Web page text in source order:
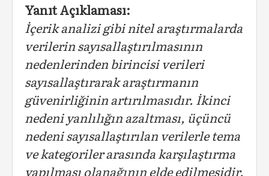
Yanıt Açıklaması:
İçerik analizi gibi nitel araştırmalarda
verilerin sayısallaştırılmasının
nedenlerinden birincisi verileri
sayısallaştırarak araştırmanın
güvenirliğinin artırılmasıdır. İkinci
nedeni yanlılığın azaltması, üçüncü
nedeni sayısallaştırılan verilerle tema
ve kategoriler arasında karşılaştırma
yapılması olanağının elde edilmesidir.